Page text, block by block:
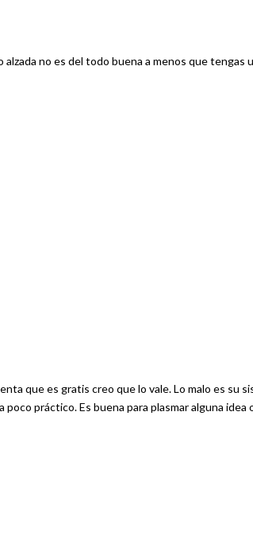
no es del todo buena a menos que tengas
que es gratis creo que lo vale. Lo malo es su
práctico. Es buena para plasmar alguna idea